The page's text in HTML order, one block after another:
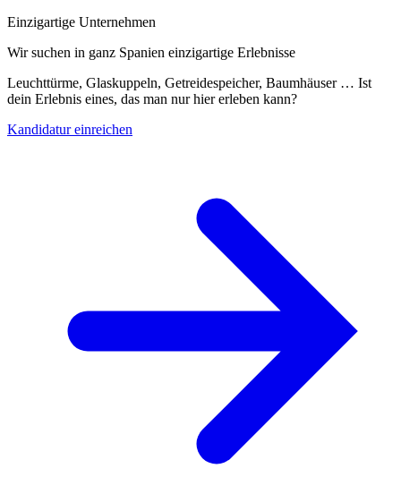
Einzigartige Unternehmen
Wir suchen in ganz Spanien einzigartige Erlebnisse
Leuchttürme, Glaskuppeln, Getreidespeicher, Baumhäuser … Ist
dein Erlebnis eines, das man nur hier erleben kann?
Kandidatur einreichen